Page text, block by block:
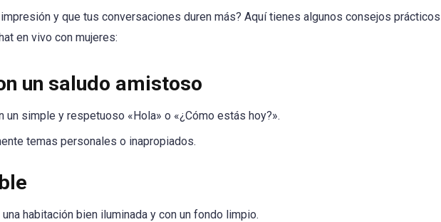
y que tus conversaciones duren más? Aquí tienes algunos consejos
en vivo con mujeres:
un saludo amistoso
un simple y respetuoso «Hola» o «¿Cómo estás hoy?».
temas personales o inapropiados.
habitación bien iluminada y con un fondo limpio.